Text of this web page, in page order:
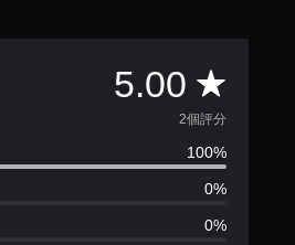
5.00 平
均
評
分
2個評分
100%
0%
0%